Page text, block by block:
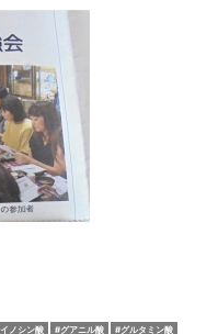
イノシン酸 グアニル酸 グルタミン酸